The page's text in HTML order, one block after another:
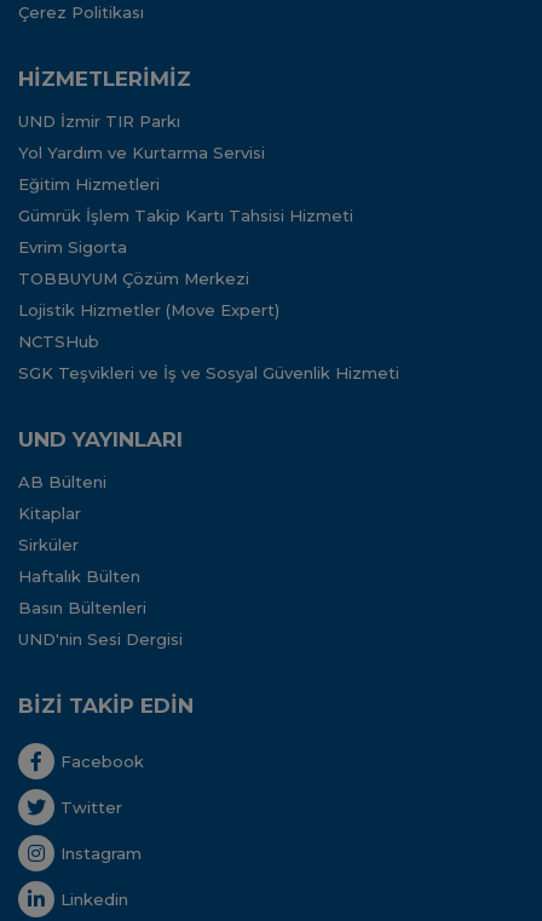
Çerez Politikası
HİZMETLERİMİZ
UND İzmir TIR Parkı
Yol Yardım ve Kurtarma Servisi
Eğitim Hizmetleri
Gümrük İşlem Takip Kartı Tahsisi Hizmeti
Evrim Sigorta
TOBBUYUM Çözüm Merkezi
Lojistik Hizmetler (Move Expert)
NCTSHub
SGK Teşvikleri ve İş ve Sosyal Güvenlik Hizmeti
UND YAYINLARI
AB Bülteni
Kitaplar
Sirküler
Haftalık Bülten
Basın Bültenleri
UND'nin Sesi Dergisi
BİZİ TAKİP EDİN
Facebook
Twitter
Instagram
Linkedin